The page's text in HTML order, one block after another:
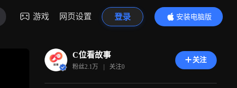
游戏 网页设置 登录
安装电脑版
内容更精彩
C位看故事
粉丝2.1万 | 关注0
关注